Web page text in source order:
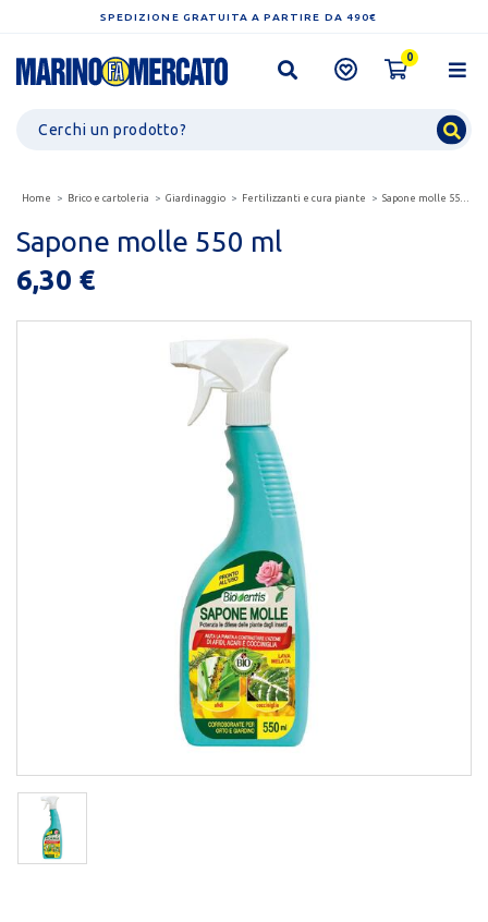
SPEDIZIONE GRATUITA A PARTIRE DA 490€
0
Home Brico e cartoleria Giardinaggio Fertilizzanti e cura piante Sapone molle 550 ml
Sapone molle 550 ml
6,30 €